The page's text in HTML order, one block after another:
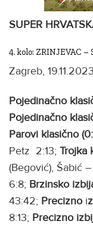
SUPER
4. kolo: ZRINJEVAC –
Zagreb,
Pojedinačno
Pojedinačno
Parovi klasično
Petz 2:13; Trojka
(Begović), Šabić
6:8; Brzinsko
43:42; Preciznoi
8:13; Precizno